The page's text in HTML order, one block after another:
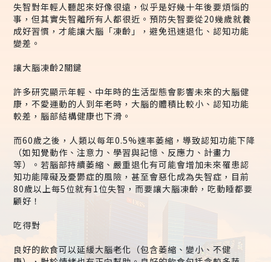
失智對年輕人聽起來好像很遠，似乎是好幾十年後要煩惱的
事，但其實失智離所有人都很近。預防失智要從20幾歲就養
成好習慣，才能讓大腦「凍齡」，避免迅速退化、認知功能
變差。
讓大腦凍齡2關鍵
許多研究顯示年輕、中年時的生活型態會影響未來的大腦健
康，不愛運動的人到年老時，大腦的體積比較小、認知功能
較差，腦部結構健康也下滑。
而60歲之後，人類以每年0.5%速率萎縮，導致認知功能下降
（如知覺動作、注意力、學習與記憶、反應力、計畫力
等）。若腦部持續萎縮、嚴重退化有可能會增加未來罹患認
知功能障礙及憂鬱症的風險，甚至會惡化成為失智症，目前
80歲以上每5位就有1位失智，而要讓大腦凍齡，吃動睡都要
顧好！
吃得對
良好的飲食可以延緩大腦老化（包含萎縮、變小、不健